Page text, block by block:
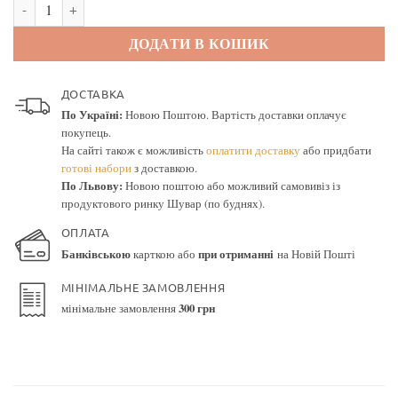
ДОДАТИ В КОШИК
ДОСТАВКА
По Україні: Новою Поштою. Вартість доставки оплачує
покупець.
На сайті також є можливістьоплатити доставкуабо придбати
готові набориз доставкою.
По Львову: Новою поштою або можливий самовивіз із
продуктового ринку Шувар (по буднях).
ОПЛАТА
Банківськоюкарткою або при отриманніна Новій Пошті
МІНІМАЛЬНЕ ЗАМОВЛЕННЯ
мінімальне замовлення300 грн